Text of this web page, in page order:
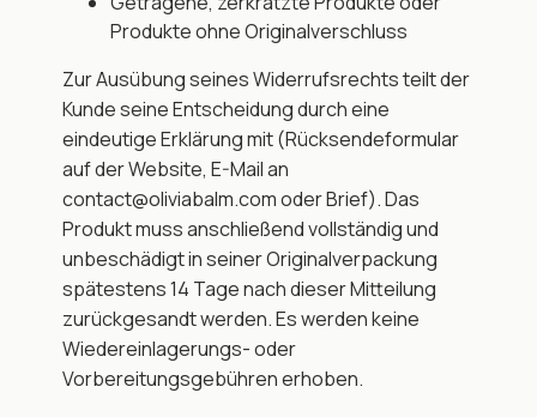
Produkte ohne Originalverschluss
Zur Ausübung seines Widerrufsrechts teilt der
Kunde seine Entscheidung durch eine
eindeutige Erklärung mit (Rücksendeformular
auf der Website, E-Mail an
contact@oliviabalm.com oder Brief). Das
Produkt muss anschließend vollständig und
unbeschädigt in seiner Originalverpackung
spätestens 14 Tage nach dieser Mitteilung
zurückgesandt werden. Es werden keine
Wiedereinlagerungs- oder
Vorbereitungsgebühren erhoben.